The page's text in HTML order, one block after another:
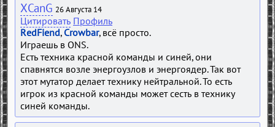
XCanG 26 Августа 14
Цитировать Профиль
RedFiend, Crowbar, всё просто.
Играешь в ONS.
Есть техника красной команды и синей, они
спавнятся возле энергоузлов и энергоядер. Так вот
этот мутатор делает технику нейтральной. То есть
игрок из красной команды может сесть в технику
синей команды.